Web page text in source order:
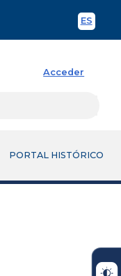
ES
Acceder
PORTAL HISTÓRICO